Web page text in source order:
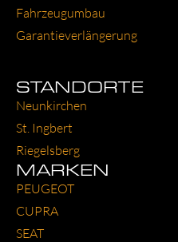
Fahr­zeug­um­bau
Garantie­verlängerung
STANDORTE
Neun­kir­chen
St. Ing­bert
Rie­gels­berg
MARKEN
PEU­GEOT
CUP­RA
SEAT